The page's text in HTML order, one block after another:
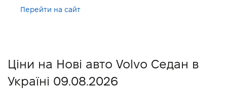
Перейти на сайт
Ціни на Нові авто Volvo Седан в
Україні 09.08.2026